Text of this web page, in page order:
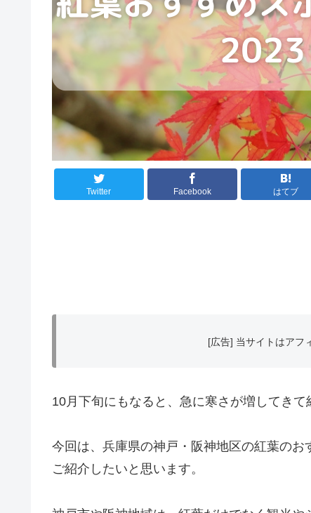
Twitter Facebook はてブ
[広告] 当サイトはアフ
10月下旬にもなると、急に寒さが増してきて
今回は、兵庫県の神戸・阪神地区の紅葉のお
ご紹介したいと思います。